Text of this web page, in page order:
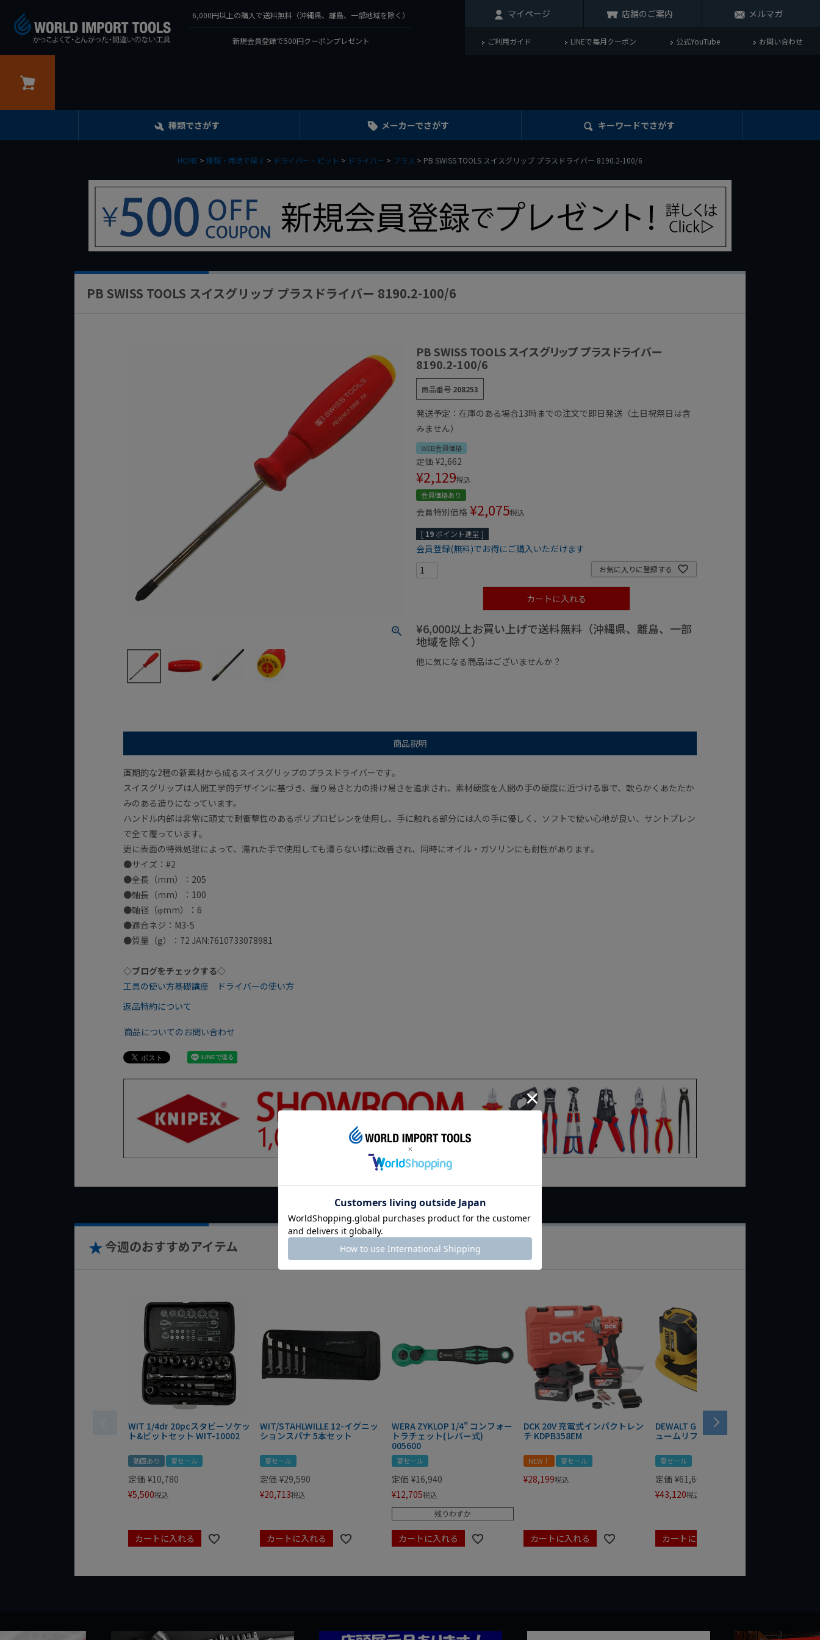
6,000円以上の購入で送料無料（沖縄県、離島、一部地域を除く）
新規会員登録で500円クーポンプレゼント
マイページ 店舗のご案内 メルマガ
ご利用ガイド LINEで毎月クーポン 公式YouTube お問い合わせ
種類でさがす メーカーでさがす キーワードでさがす
HOME 種類・用途で探す ドライバー・ビット ドライバー プラス PB SWISS TOOLS スイスグリップ プラスドライバー 8190.2-100/6
PB SWISS TOOLS スイスグリップ プラスドライバー 8190.2-100/6
PB SWISS TOOLS スイスグリップ プラスドライバー
8190.2-100/6
商品番号 208253
発送予定：在庫のある場合13時までの注文で即日発送（土日祝祭日は含
みません）
WEB会員価格
定価 ¥2,662
¥2,129税込
会員価格あり
会員特別価格 ¥2,075税込
[ 19ポイント進呈 ]
会員登録(無料)でお得にご購入いただけます
お気に入りに登録する
カートに入れる
¥6,000以上お買い上げで送料無料（沖縄県、離島、一部
地域を除く）
他に気になる商品はございませんか？
商品説明
画期的な2種の新素材から成るスイスグリップのプラスドライバーです。
スイスグリップは人間工学的デザインに基づき、握り易さと力の掛け易さを追求され、素材硬度を人間の手の硬度に近づける事で、軟らかくあたたか
みのある造りになっています。
ハンドル内部は非常に頑丈で耐衝撃性のあるポリプロピレンを使用し、手に触れる部分には人の手に優しく、ソフトで使い心地が良い、サントプレン
で全て覆っています。
更に表面の特殊処理によって、濡れた手で使用しても滑らない様に改善され、同時にオイル・ガソリンにも耐性があります。
●サイズ：#2
●全長（mm）：205
●軸長（mm）：100
●軸径（φmm）：6
●適合ネジ：M3-5
●質量（g）：72 JAN:7610733078981
◇ブログをチェックする◇
工具の使い方基礎講座 ドライバーの使い方
返品特約について
商品についてのお問い合わせ
今週のおすすめアイテム
WIT 1/4dr 20pcスタビーソケッ
ト&ビットセット WIT-10002
動画あり 夏セール
定価 ¥10,780
¥5,500税込
カートに入れる
WIT/STAHLWILLE 12-イグニッ
ションスパナ 5本セット
夏セール
定価 ¥29,590
¥20,713税込
カートに入れる
WERA ZYKLOP 1/4" コンフォー
トラチェット(レバー式)
005600
夏セール
定価 ¥16,940
¥12,705税込
残りわずか
カートに入れる
DCK 20V 充電式インパクトレン
チ KDPB358EM
NEW！ 夏セール
¥28,199税込
カートに入れる
DEWALT GRABO 18V電動バキ
ュームリフター DCE590N-XJ
夏セール
定価 ¥61,600
¥43,120税込
カートに入れる